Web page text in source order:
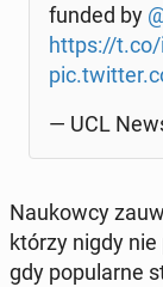
funded by
https://t.co/
— UCL
Na­ukow­cy
którzy nigdy nie
gdy po­pu­lar­ne